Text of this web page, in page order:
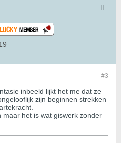
#3
inbeeld lijkt het me dat ze
zijn beginnen strekken
maar het is wat giswerk zonder